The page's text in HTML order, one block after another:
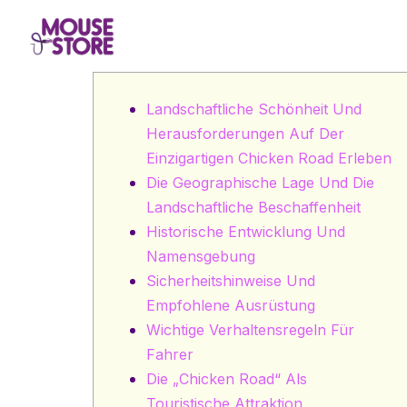
Landschaftliche Schönheit Und
Herausforderungen Auf Der
Einzigartigen Chicken Road Erleben
Die Geographische Lage Und Die
Landschaftliche Beschaffenheit
Historische Entwicklung Und
Namensgebung
Sicherheitshinweise Und
Empfohlene Ausrüstung
Wichtige Verhaltensregeln Für
Fahrer
Die „chicken Road“ Als